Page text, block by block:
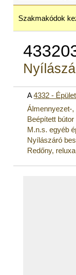
Szakmakódok
A4332 -
Álmennyezet-,
Beépített
M.n.s. egyéb
Nyílászáró
Redőny,